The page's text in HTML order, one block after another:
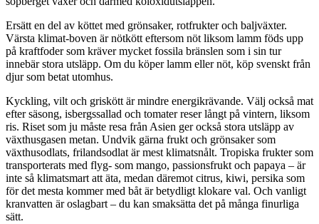
Ersätt en del av köttet med grönsaker, rotfrukter och baljväxter.
Värsta klimat-boven är nötkött eftersom nöt liksom lamm föds upp
på kraftfoder som kräver mycket fossila bränslen som i sin tur
innebär stora utsläpp. Om du köper lamm eller nöt, köp svenskt från
djur som betat utomhus.
Kyckling, vilt och griskött är mindre energikrävande. Välj också mat
efter säsong, isbergssallad och tomater reser långt på vintern, liksom
ris. Riset som ju måste resa från Asien ger också stora utsläpp av
växthusgasen metan. Undvik gärna frukt och grönsaker som
växthusodlats, frilandsodlat är mest klimatsnålt. Tropiska frukter som
transporterats med flyg- som mango, passionsfrukt och papaya – är
inte så klimatsmart att äta, medan däremot citrus, kiwi, persika som
för det mesta kommer med båt är betydligt klokare val. Och vanligt
kranvatten är oslagbart – du kan smaksätta det på många finurliga
sätt.